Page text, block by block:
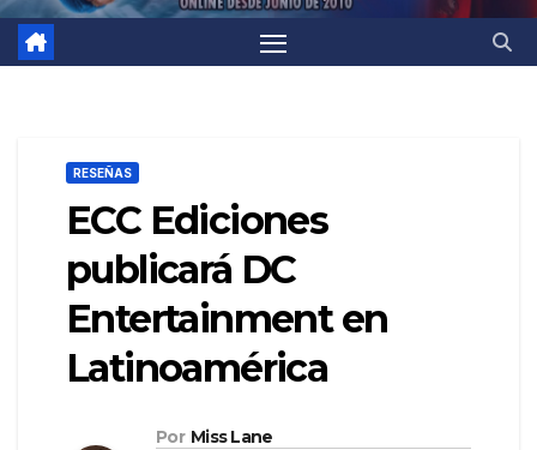
RESEÑAS
ECC Ediciones
publicará DC
Entertainment en
Latinoamérica
Por Miss Lane